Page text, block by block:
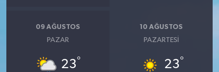
09 AĞUSTOS
PAZAR
23°
10 AĞUSTOS
PAZARTESI
23°